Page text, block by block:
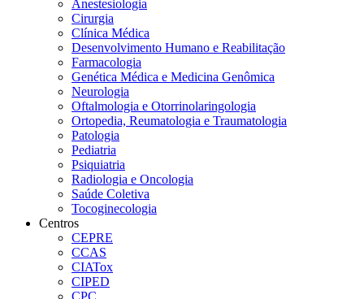
Anestesiologia
Cirurgia
Clínica Médica
Desenvolvimento Humano e Reabilitação
Farmacologia
Genética Médica e Medicina Genômica
Neurologia
Oftalmologia e Otorrinolaringologia
Ortopedia, Reumatologia e Traumatologia
Patologia
Pediatria
Psiquiatria
Radiologia e Oncologia
Saúde Coletiva
Tocoginecologia
Centros
CEPRE
CCAS
CIATox
CIPED
CPC